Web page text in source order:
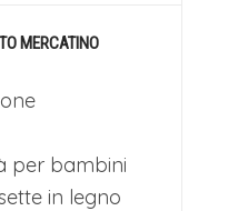
magia. La
gotica fa da
a un villaggio di
in legno, i cui
contro la
MERCATINO
per bambini
in legno